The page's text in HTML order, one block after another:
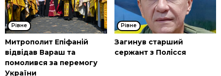
Рівне
Митрополит Епіфаній
відвідав Вараш та
помолився за перемогу
України
Рівне
Загинув старший
сержант з Полісся